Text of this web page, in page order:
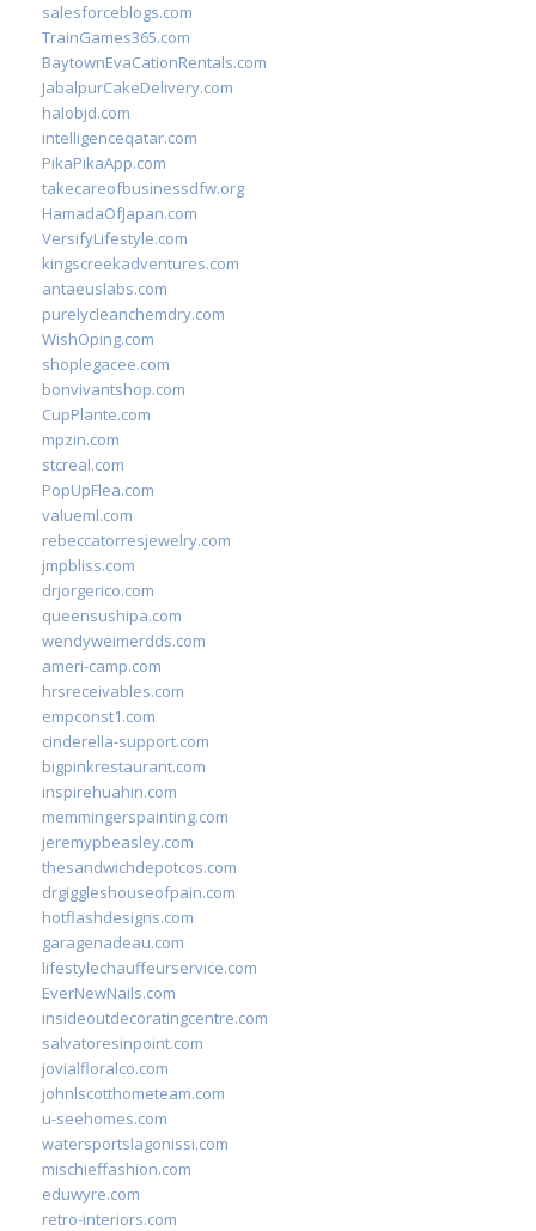
salesforceblogs.com
TrainGames365.com
BaytownEvaCationRentals.com
JabalpurCakeDelivery.com
halobjd.com
intelligenceqatar.com
PikaPikaApp.com
takecareofbusinessdfw.org
HamadaOfJapan.com
VersifyLifestyle.com
kingscreekadventures.com
antaeuslabs.com
purelycleanchemdry.com
WishOping.com
shoplegacee.com
bonvivantshop.com
CupPlante.com
mpzin.com
stcreal.com
PopUpFlea.com
valueml.com
rebeccatorresjewelry.com
jmpbliss.com
drjorgerico.com
queensushipa.com
wendyweimerdds.com
ameri-camp.com
hrsreceivables.com
empconst1.com
cinderella-support.com
bigpinkrestaurant.com
inspirehuahin.com
memmingerspainting.com
jeremypbeasley.com
thesandwichdepotcos.com
drgiggleshouseofpain.com
hotflashdesigns.com
garagenadeau.com
lifestylechauffeurservice.com
EverNewNails.com
insideoutdecoratingcentre.com
salvatoresinpoint.com
jovialfloralco.com
johnlscotthometeam.com
u-seehomes.com
watersportslagonissi.com
mischieffashion.com
eduwyre.com
retro-interiors.com